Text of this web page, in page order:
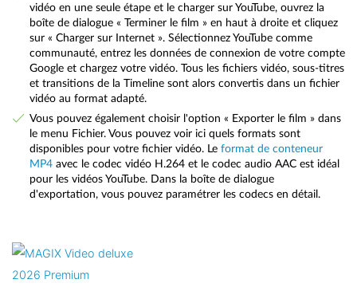
vidéo en une seule étape et le charger sur YouTube, ouvrez la
boîte de dialogue « Terminer le film » en haut à droite et cliquez
sur « Charger sur Internet ». Sélectionnez YouTube comme
communauté, entrez les données de connexion de votre compte
Google et chargez votre vidéo. Tous les fichiers vidéo, sous-titres
et transitions de la Timeline sont alors convertis dans un fichier
vidéo au format adapté.
Vous pouvez également choisir l'option « Exporter le film » dans
le menu Fichier. Vous pouvez voir ici quels formats sont
disponibles pour votre fichier vidéo. Le format de conteneur
MP4avec le codec vidéo H.264 et le codec audio AAC est idéal
pour les vidéos YouTube. Dans la boîte de dialogue
d'exportation, vous pouvez paramétrer les codecs en détail.